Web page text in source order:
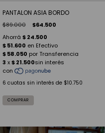
PANTALON ASIA BORDO
$89.000 $64.500
6 cuotas sin interés de $10.750
COMPRAR